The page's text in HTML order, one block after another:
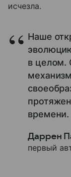
исчезла.
Наше
в целом.
времени.
Даррен
первый